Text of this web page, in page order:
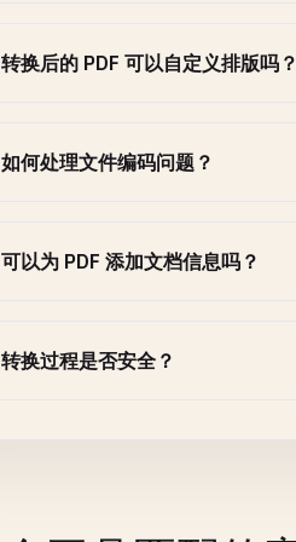
转换后的 PDF 可以自定义排版吗？
如何处理文件编码问题？
可以为 PDF 添加文档信息吗？
转换过程是否安全？